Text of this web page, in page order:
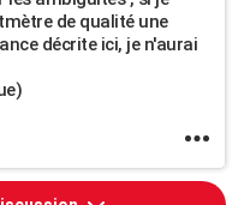
de qualité une
décrite ici, je n'aurai